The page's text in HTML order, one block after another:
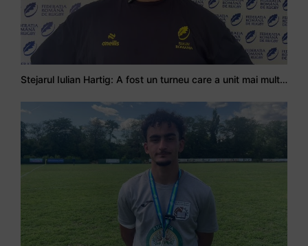
Stejarul Iulian Hartig: A fost un turneu care a unit mai mult echipa